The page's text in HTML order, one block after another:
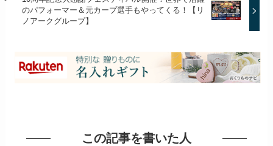
のパフォーマー＆元カープ選手もやってくる！【リ
ノアークグループ】
この記事を書いた人